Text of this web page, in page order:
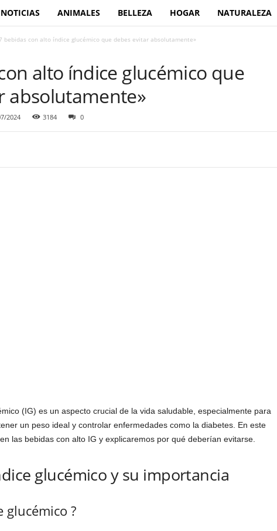
NOTICIAS ANIMALES BELLEZA HOGAR NATURALEZA
bebidas con alto índice glucémico que debes evitar absolutamente»
alto índice glucémico que
absolutamente»
2024 3184 0
(IG) es un aspecto crucial de la vida saludable, especialmente para
un peso ideal y controlar enfermedades como la diabetes. En este
las bebidas con alto IG y explicaremos por qué deberían evitarse.
glucémico y su importancia
glucémico ?